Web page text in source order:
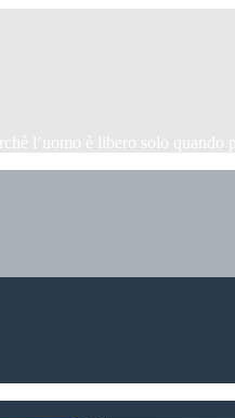
l’uomo è libero solo